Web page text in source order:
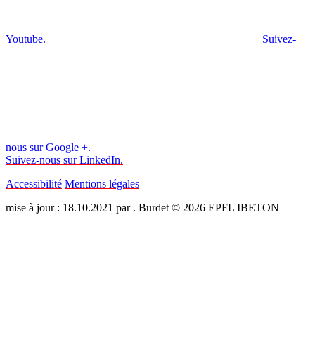
Youtube. Suivez-
nous sur Google +.
Suivez-nous sur LinkedIn.
Accessibilité Mentions légales
mise à jour : 18.10.2021 par . Burdet © 2026 EPFL IBETON